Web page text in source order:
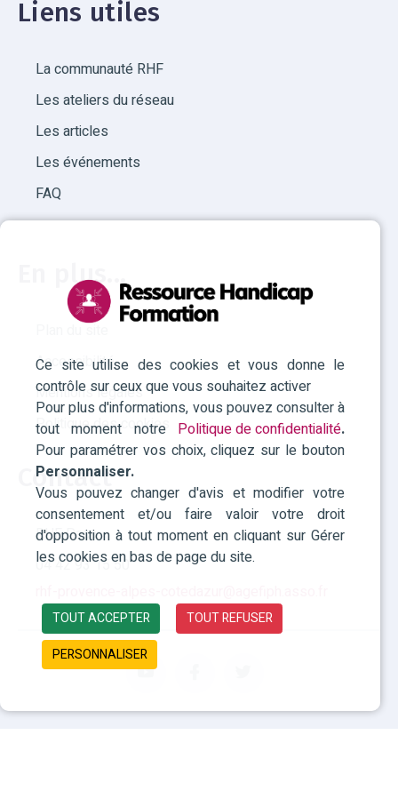
Ce site utilise des cookies et vous donne le
contrôle sur ceux que vous souhaitez activer
Pour plus d'informations, vous pouvez consulter à
tout moment notre Politique de confidentialité.
Pour paramétrer vos choix, cliquez sur le bouton
Personnaliser.
Vous pouvez changer d'avis et modifier votre
consentement et/ou faire valoir votre droit
d'opposition à tout moment en cliquant sur Gérer
les cookies en bas de page du site.
TOUT ACCEPTER
TOUT REFUSER
PERSONNALISER
Liens utiles
La communauté RHF
Les ateliers du réseau
Les articles
Les événements
FAQ
En plus...
Plan du site
Accessibilité
Mentions légales
Politique des cookies
Contact
RHF Paca
04 42 93 15 50